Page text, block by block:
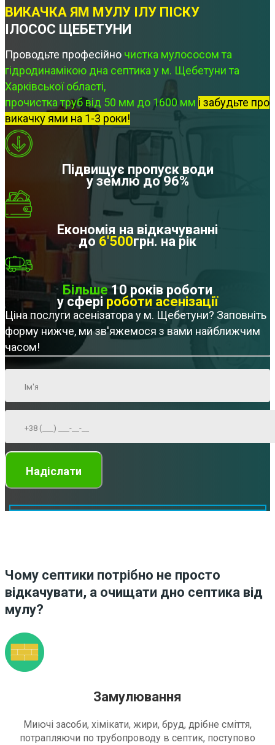
ВИКАЧКА ЯМ МУЛУ ІЛУ ПІСКУ
ІЛОСОС ЩЕБЕТУНИ
Проводьте професійно чистка мулососом та
гідродинамікою дна септика у м. Щебетуни та
Харківської області,
прочистка труб від 50 мм до 1600 мм і забудьте про
викачку ями на 1-3 роки!
Підвищує пропуск води
у землю до 96%
Економія на відкачуванні
до 6'500грн. на рік
Більше10 років роботи
у сфері роботи асенізації
Ціна послуги асенізатора у м. Щебетуни? Заповніть
форму нижче, ми зв'яжемося з вами найближчим
часом!
Чому септики потрібно не просто
відкачувати, а очищати дно септика від
мулу?
Замулювання
Миючі засоби, хімікати, жири, бруд, дрібне сміття,
потрапляючи по трубопроводу в септик, поступово